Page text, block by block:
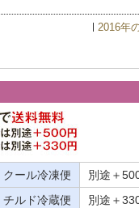
2016年
クール冷凍便
別途＋
チルド冷蔵便 別途＋